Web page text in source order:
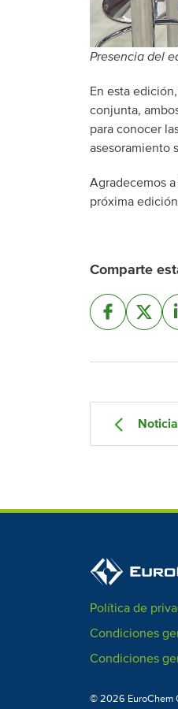
Presencia del
En esta
conjunta,
para conocer
asesoramiento
Agradecemos
próxima
Comparte
Política de
Condiciones
Condiciones
© 2026 EuroChem